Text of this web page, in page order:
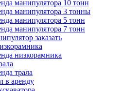
манипулятора 10 тонн
манипулятора 3 тонны
манипулятора 5 тонн
манипулятора 7 тонн
заказать
низкорамника
трала
в аренду